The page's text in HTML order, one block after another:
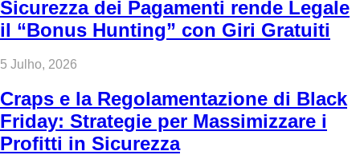
Sicurezza dei Pagamenti rende Legale
il “Bonus Hunting” con Giri Gratuiti
5 Julho, 2026
Craps e la Regolamentazione di Black
Friday: Strategie per Massimizzare i
Profitti in Sicurezza